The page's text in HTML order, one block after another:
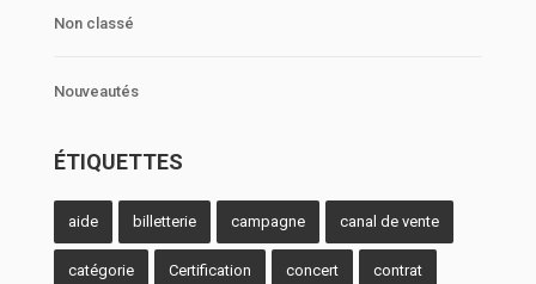
Non classé
Nouveautés
ÉTIQUETTES
aide billetterie campagne canal de vente
catégorie Certification concert contrat